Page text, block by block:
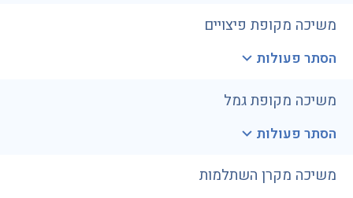
משיכה מקופת פיצויים
הסתר פעולות
משיכה מקופת גמל
הסתר פעולות
משיכה מקרן השתלמות